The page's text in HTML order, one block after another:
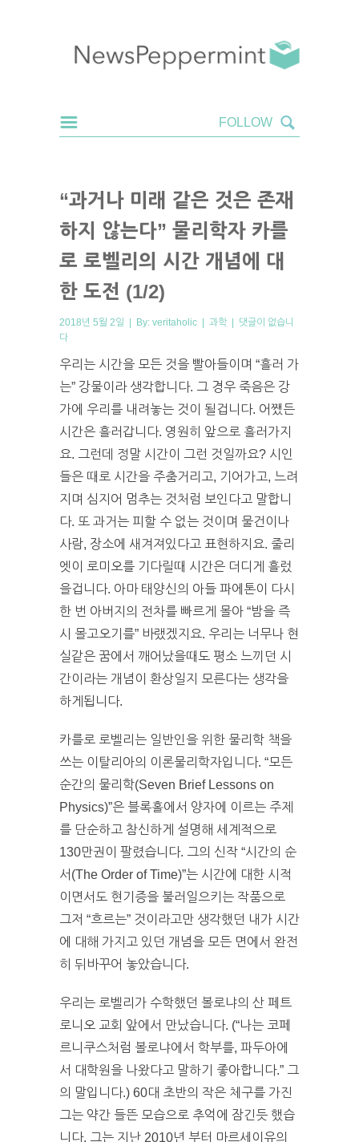
“과거나 미래 같은 것은 존재
하지 않는다” 물리학자 카를
로 로벨리의 시간 개념에 대
한 도전 (1/2)
2018년 5월 2일 | By: veritaholic | 과학 | 댓글이 없습니
다
우리는 시간을 모든 것을 빨아들이며 “흘러 가
는” 강물이라 생각합니다. 그 경우 죽음은 강
가에 우리를 내려놓는 것이 될겁니다. 어쨌든
시간은 흘러갑니다. 영원히 앞으로 흘러가지
요. 그런데 정말 시간이 그런 것일까요? 시인
들은 때로 시간을 주춤거리고, 기어가고, 느려
지며 심지어 멈추는 것처럼 보인다고 말합니
다. 또 과거는 피할 수 없는 것이며 물건이나
사람, 장소에 새겨져있다고 표현하지요. 줄리
엣이 로미오를 기다릴때 시간은 더디게 흘렀
을겁니다. 아마 태양신의 아들 파에톤이 다시
한 번 아버지의 전차를 빠르게 몰아 “밤을 즉
시 몰고오기를” 바랬겠지요. 우리는 너무나 현
실같은 꿈에서 깨어났을때도 평소 느끼던 시
간이라는 개념이 환상일지 모른다는 생각을
하게됩니다.
카를로 로벨리는 일반인을 위한 물리학 책을
쓰는 이탈리아의 이론물리학자입니다. “모든
순간의 물리학(Seven Brief Lessons on
Physics)”은 블록홀에서 양자에 이르는 주제
를 단순하고 참신하게 설명해 세계적으로
130만권이 팔렸습니다. 그의 신작 “시간의 순
서(The Order of Time)”는 시간에 대한 시적
이면서도 현기증을 불러일으키는 작품으로
그저 “흐르는” 것이라고만 생각했던 내가 시간
에 대해 가지고 있던 개념을 모든 면에서 완전
히 뒤바꾸어 놓았습니다.
우리는 로벨리가 수학했던 볼로냐의 산 페트
로니오 교회 앞에서 만났습니다. (“나는 코페
르니쿠스처럼 볼로냐에서 학부를, 파두아에
서 대학원을 나왔다고 말하기 좋아합니다.” 그
의 말입니다.) 60대 초반의 작은 체구를 가진
그는 약간 들뜬 모습으로 추억에 잠긴듯 했습
니다. 그는 지난 2010년 부터 마르세이유의